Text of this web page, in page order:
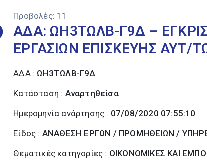
Προβολές: 11
ΑΔΑ: ΩΗ3ΤΩΛΒ-Γ9Δ –
ΕΡΓΑΣΙΩΝ ΕΠΙΣΚΕΥΗΣ
ΑΔΑ : ΩΗ3ΤΩΛΒ-Γ9Δ
Κατάσταση : Αναρτηθείσα
Ημερομηνία ανάρτησης : 07/08/2020 07:55:10
Είδος : ΑΝΑΘΕΣΗ ΕΡΓΩΝ / ΠΡΟΜΗΘΕΙΩΝ /
Θεματικές κατηγορίες : ΟΙΚΟΝΟΜΙΚΕΣ ΚΑΙ